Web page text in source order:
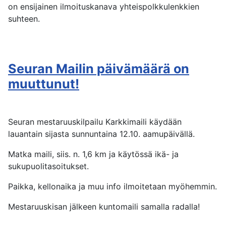
on ensijainen ilmoituskanava yhteispolkkulenkkien
suhteen.
Seuran Mailin päivämäärä on
muuttunut!
Seuran mestaruuskilpailu Karkkimaili käydään
lauantain sijasta sunnuntaina 12.10. aamupäivällä.
Matka maili, siis. n. 1,6 km ja käytössä ikä- ja
sukupuolitasoitukset.
Paikka, kellonaika ja muu info ilmoitetaan myöhemmin.
Mestaruuskisan jälkeen kuntomaili samalla radalla!